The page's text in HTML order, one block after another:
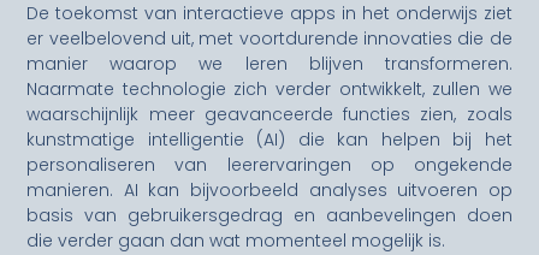
De toekomst van interactieve apps in het onderwijs ziet
er veelbelovend uit, met voortdurende innovaties die de
manier waarop we leren blijven transformeren.
Naarmate technologie zich verder ontwikkelt, zullen we
waarschijnlijk meer geavanceerde functies zien, zoals
kunstmatige intelligentie (AI) die kan helpen bij het
personaliseren van leerervaringen op ongekende
manieren. AI kan bijvoorbeeld analyses uitvoeren op
basis van gebruikersgedrag en aanbevelingen doen
die verder gaan dan wat momenteel mogelijk is.